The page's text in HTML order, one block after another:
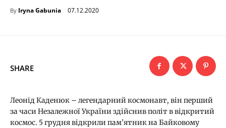
By Iryna Gabunia 07.12.2020
SHARE
Леонід Каденюк – легендарний космонавт, він перший
за часи Незалежної України здійснив політ в відкритий
космос. 5 грудня відкрили пам’ятник на Байковому